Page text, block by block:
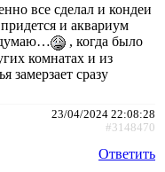
все сделал и кондеи
и аквариум
, когда было
комнатах и из
замерзает сразу
23/04/2024 22:08:28
#3148470
Ответить